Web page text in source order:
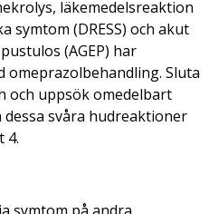
läkemedelsreaktion
symtom (DRESS) och akut
(AGEP) har
omeprazolbehandling. Sluta
och uppsök omedelbart
svåra hudreaktioner
4.